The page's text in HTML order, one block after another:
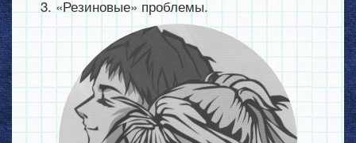
«Резиновые» проблемы.